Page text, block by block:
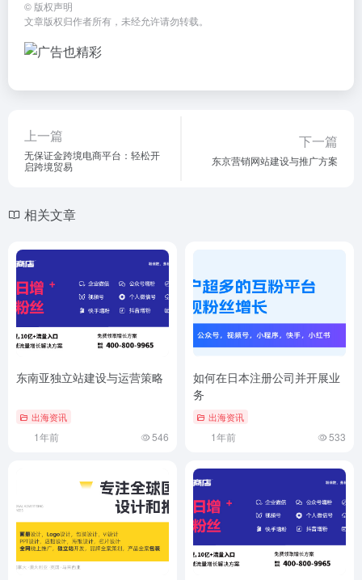
© 版权声明
文章版权归作者所有，未经允许请勿转载。
上一篇
无保证金跨境电商平台：轻松开
启跨境贸易
下一篇
东京营销网站建设与推广方案
相关文章
东南亚独立站建设与运营策略
出海资讯
1年前 546
如何在日本注册公司并开展业
务
出海资讯
1年前 533